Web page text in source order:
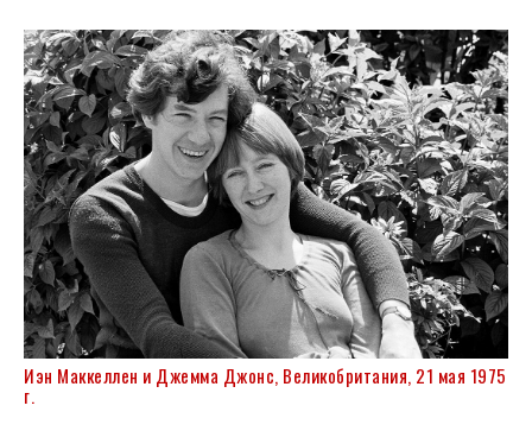
Иэн Маккеллен и Джемма Джонс, Великобритания, 21 мая 1975
г.